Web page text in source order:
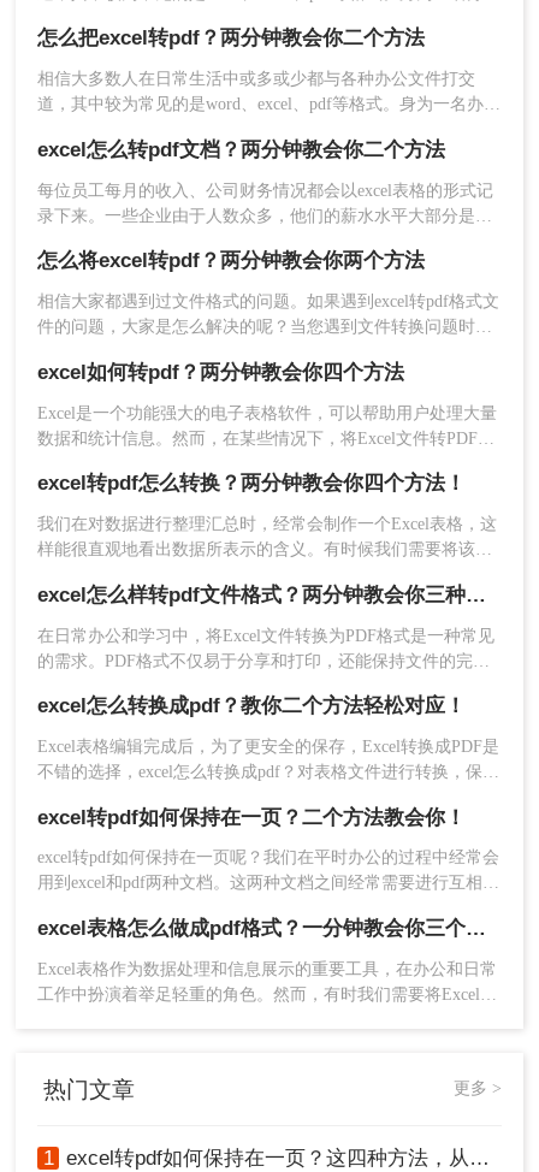
3、转换完成，打开可查看。
掌握了上述方法，你就可以很容易地解决工作中常
见的文件转换问题。虽然网络上有很多文件转换工
具，但大多数转换工具技术一般，转换文件容易出
作，而且浪费精力，建议您选择专业的文件转换工
具进行文件转换。
pdf转word等，这些办公小技巧你又能掌握多少？就拿excel转
pdf文件格式来说，大家知道电脑怎么把excel转pdf文件吗？如
果不知道，那么小编今天就来给大家讲讲excel转pdf文件的方
怎么把excel转pdf？两分钟教会你二个方法
相信大多数人在日常生活中或多或少都与各种办公文件打交
道，其中较为常见的是word、excel、pdf等格式。身为一名办公
pdf转word等，这些办公小技巧你又能掌握多少？就拿excel转
pdf格式文件来说，大家知道怎么把excel转pdf吗？如果不知
道，那么小编今天就来给大家讲讲excel表格转pdf格式文件的方
法。
excel怎么转pdf文档？两分钟教会你二个方法
每位员工每月的收入、公司财务情况都会以excel表格的形式记
录下来。一些企业由于人数众多，他们的薪水水平大部分是不
把excel转pdf文档保存。那么excel怎么转pdf文档呢？小编就把
excel转换pdf的操作方法告诉大家。
怎么将excel转pdf？两分钟教会你两个方法
相信大家都遇到过文件格式的问题。如果遇到excel转pdf格式文
件的问题，大家是怎么解决的呢？当您遇到文件转换问题时，
果你还不知道的话，那么下面小编就和大家分享一下怎么将
excel转pdf的操作。
excel如何转pdf？两分钟教会你四个方法
Excel是一个功能强大的电子表格软件，可以帮助用户处理大量
数据和统计信息。然而，在某些情况下，将Excel文件转PDF格
excel如何转pdf。
excel转pdf怎么转换？两分钟教会你四个方法！
我们在对数据进行整理汇总时，经常会制作一个Excel表格，这
样能很直观地看出数据所表示的含义。有时候我们需要将该表
们可以将Excel表格进行格式转换，将其转换成PDF文件，那你
们知道excel转pdf怎么转换吗？不会操作的小伙伴快来收藏这篇
文章学习啦！
excel怎么样转pdf文件格式？两分钟教会你三种方法
在日常办公和学习中，将Excel文件转换为PDF格式是一种常见
的需求。PDF格式不仅易于分享和打印，还能保持文件的完整
绍三种常用的Excel转PDF的方法。
excel怎么转换成pdf？教你二个方法轻松对应！
Excel表格编辑完成后，为了更安全的保存，Excel转换成PDF是
不错的选择，excel怎么转换成pdf？对表格文件进行转换，保存
Excel转PDF简单几步轻松完成。
excel转pdf如何保持在一页？二个方法教会你！
excel转pdf如何保持在一页呢？我们在平时办公的过程中经常会
用到excel和pdf两种文档。这两种文档之间经常需要进行互相转
过长的话容易出现分页的情况，不利于观看。所以选择好一个
好用的文档转换方法十分重要，今天就为大家整理了二种excel
转pdf不分页的方法。一起来看一下吧。
excel表格怎么做成pdf格式？一分钟教会你三个方法！
Excel表格作为数据处理和信息展示的重要工具，在办公和日常
工作中扮演着举足轻重的角色。然而，有时我们需要将Excel表
Excel表格转换为PDF格式的实用方法，帮助您轻松实现这一需
热门文章 更多 >
1 excel转pdf如何保持在一页？这四种方法，从此再也不用分页困扰你！